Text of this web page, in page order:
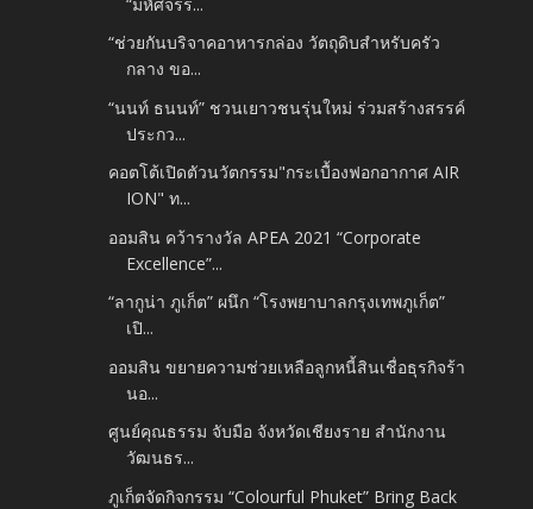
“ช่วยกันบริจาคอาหารกล่อง วัตถุดิบสำหรับครัว
กลาง ขอ...
“นนท์ ธนนท์” ชวนเยาวชนรุ่นใหม่ ร่วมสร้างสรรค์
ประกว...
คอตโต้เปิดตัวนวัตกรรม"กระเบื้องฟอกอากาศ AIR
ION" ท...
ออมสิน คว้ารางวัล APEA 2021 “Corporate
Excellence”...
“ลากูน่า ภูเก็ต” ผนึก “โรงพยาบาลกรุงเทพภูเก็ต”
เปิ...
ออมสิน ขยายความช่วยเหลือลูกหนี้สินเชื่อธุรกิจร้า
นอ...
ศูนย์คุณธรรม จับมือ จังหวัดเชียงราย สำนักงาน
วัฒนธร...
ภูเก็ตจัดกิจกรรม “Colourful Phuket” Bring Back